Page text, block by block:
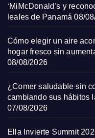
‘MiMcDonald’s y
leales de Panamá 08/
Cómo elegir un aire
hogar fresco sin
08/08/2026
¿Comer saludable sin
cambiando sus hábitos
07/08/2026
Ella Invierte Summit